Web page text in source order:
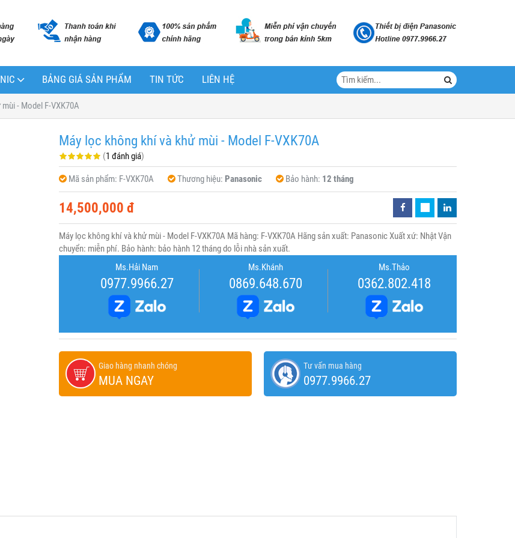
BẢNG GIÁ SẢN PHẨM TIN TỨC LIÊN HỆ
- Model F-VXK70A
Máy lọc không khí và khử mùi - Model F-VXK70A
(1 đánh giá)
Mã sản phẩm: F-VXK70A Thương hiệu: Panasonic Bảo hành: 12 tháng
14,500,000 đ
Máy lọc không khí và khử mùi - Model F-VXK70A Mã hàng: F-VXK70A Hãng sản xuất: Panasonic Xuất xứ: Nhật Vận
chuyển: miễn phí. Bảo hành: bảo hành 12 tháng do lỗi nhà sản xuất.
Ms.Hải Nam
0977.9966.27
Ms.Khánh
0869.648.670
Ms.Thảo
0362.802.418
Giao hàng nhanh chóng
MUA NGAY
Tư vấn mua hàng
0977.9966.27